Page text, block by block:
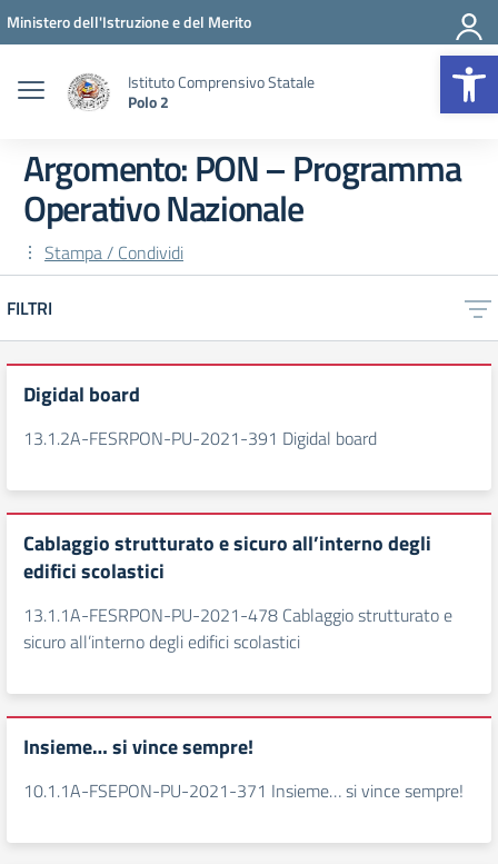
Vai ai contenuti
Vai al menu di navigazione
Vai al footer
Ministero dell'Istruzione e del Merito
Istituto Comprensivo Statale
Polo 2
Argomento: PON – Programma
Operativo Nazionale
Stampa / Condividi
FILTRI
Digidal board
13.1.2A-FESRPON-PU-2021-391 Digidal board
Cablaggio strutturato e sicuro all’interno degli
edifici scolastici
13.1.1A-FESRPON-PU-2021-478 Cablaggio strutturato e
sicuro all’interno degli edifici scolastici
Insieme… si vince sempre!
10.1.1A-FSEPON-PU-2021-371 Insieme… si vince sempre!